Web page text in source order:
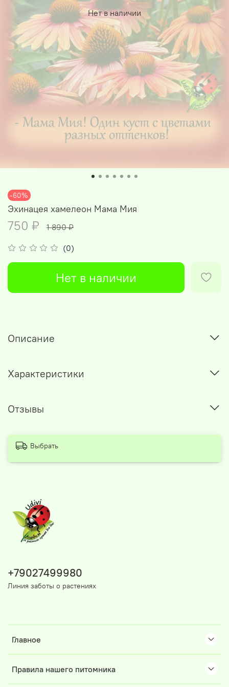
Нет в наличии
-60%
(0)
Эхинацея хамелеон Мама Мия
750 ₽ 1 890 ₽
Нет в наличии
Описание
Характеристики
Отзывы
Выбрать
Главное
Правила нашего питомника
+79027499980
Линия заботы о растениях